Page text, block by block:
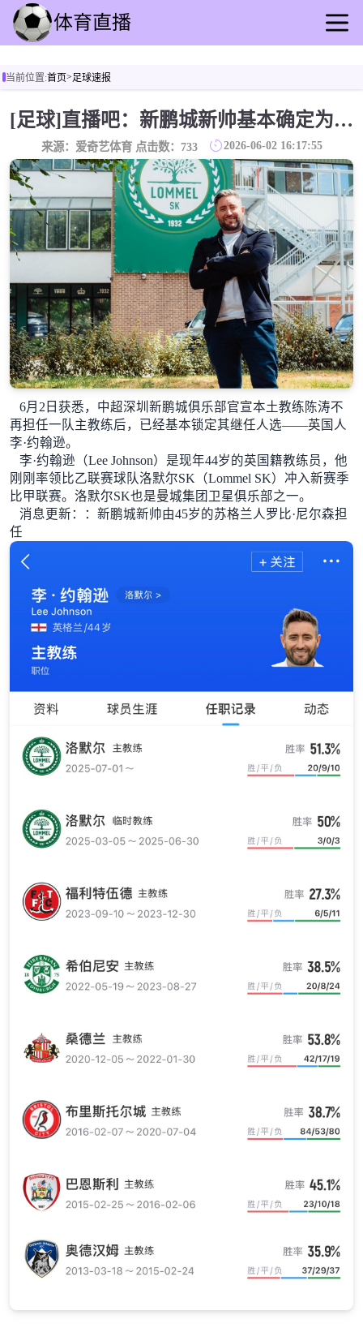
足球直播
篮球直播
足球录播
篮球回放
足球速报
篮球速报
其他赛事
当前位置:首页>足球速报
[足球]直播吧：新鹏城新帅基本确定为44岁英国人李·约翰逊
来源：爱奇艺体育 点击数： 733 2026-06-02 16:17:55
6月2日获悉，中超深圳新鹏城俱乐部官宣本土教练陈涛不
再担任一队主教练后，已经基本锁定其继任人选——英国人
李·约翰逊。
李·约翰逊（Lee Johnson）是现年44岁的英国籍教练员，他
刚刚率领比乙联赛球队洛默尔SK（Lommel SK）冲入新赛季
比甲联赛。洛默尔SK也是曼城集团卫星俱乐部之一。
消息更新：
：新鹏城新帅由45岁的苏格兰人罗比·尼尔森担
任